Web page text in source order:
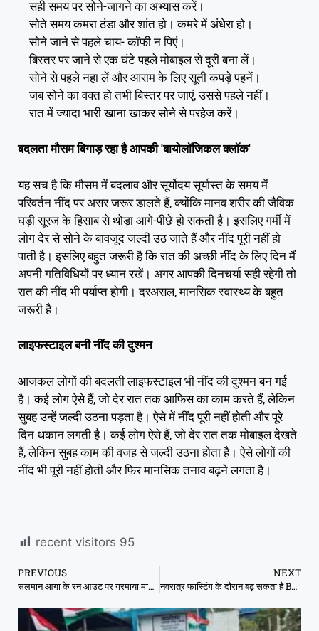
सही समय पर सोने-जागने का अभ्यास करें।
सोते समय कमरा ठंडा और शांत हो। कमरे में अंधेरा हो।
सोने जाने से पहले चाय- कॉफी न पिएं।
बिस्तर पर जाने से एक घंटे पहले मोबाइल से दूरी बना लें।
सोने से पहले नहा लें और आराम के लिए सूती कपड़े पहनें।
जब सोने का वक्त हो तभी बिस्तर पर जाएं, उससे पहले नहीं।
रात में ज्यादा भारी खाना खाकर सोने से परहेज करें।
बदलता मौसम बिगाड़ रहा है आपकी 'बायोलॉजिकल क्लॉक'
यह सच है कि मौसम में बदलाव और सूर्योदय सूर्यास्त के समय में
परिवर्तन नींद पर असर जरूर डालते हैं, क्योंकि मानव शरीर की जैविक
घड़ी सूरज के हिसाब से थोड़ा आगे-पीछे हो सकती है। इसलिए गर्मी में
लोग देर से सोने के बावजूद जल्दी उठ जाते हैं और नींद पूरी नहीं हो
पाती है। इसलिए बहुत जरूरी है कि रात की अच्छी नींद के लिए दिन मैं
अपनी गतिविधियों पर ध्यान रखें। अगर आपकी दिनचर्या सही रहेगी तो
रात की नींद भी पर्याप्त होगी। दरअसल, मानसिक स्वास्थ्य के बहुत
जरूरी है।
लाइफस्टाइल बनी नींद की दुश्मन
आजकल लोगों की बदलती लाइफस्टाइल भी नींद की दुश्मन बन गई
है। कई लोग ऐसे हैं, जो देर रात तक आफिस का काम करते हैं, लेकिन
सुबह उन्हें जल्दी उठना पड़ता है। ऐसे में नींद पूरी नहीं होती और पूरे
दिन थकान लगती है। कई लोग ऐसे हैं, जो देर रात तक मोबाइल देखते
हैं, लेकिन सुबह काम की वजह से जल्दी उठना होता है। ऐसे लोगों की
नींद भी पूरी नहीं होती और फिर मानसिक तनाव बढ़ने लगता है।
recent visitors 95
PREVIOUS
सलमान आगा के रन आउट पर गरमाया माहौल, एबी डिविलियर्स और डेल स्टेन ने बांग्लादेश को सुनाई खरी-खोटी
NEXT
नवरात्र फास्टिंग के दौरान बढ़ सकता है BP-शुगर! जानिए कैसे रखें इसे संतुलित